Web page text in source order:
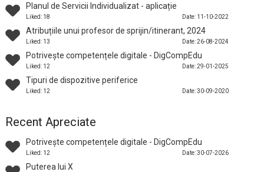
Planul de Servicii Individualizat - aplicație
Liked: 18 Date: 11-10-2022
Atribuțiile unui profesor de sprijin/itinerant, 2024
Liked: 13 Date: 26-08-2024
Potrivește competențele digitale - DigCompEdu
Liked: 12 Date: 29-01-2025
Tipuri de dispozitive periferice
Liked: 12 Date: 30-09-2020
Recent Apreciate
Potrivește competențele digitale - DigCompEdu
Liked: 12 Date: 30-07-2026
Puterea lui X